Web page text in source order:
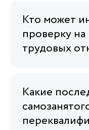
Кто может
проверку
трудовых
Какие